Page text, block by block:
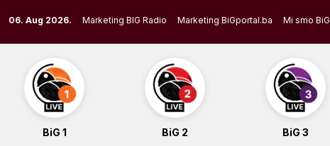
to
content
06. Aug 2026. Marketing BIG Radio Marketing BiGportal.ba Mi smo BiG
BiG 1 BiG 2 BiG 3